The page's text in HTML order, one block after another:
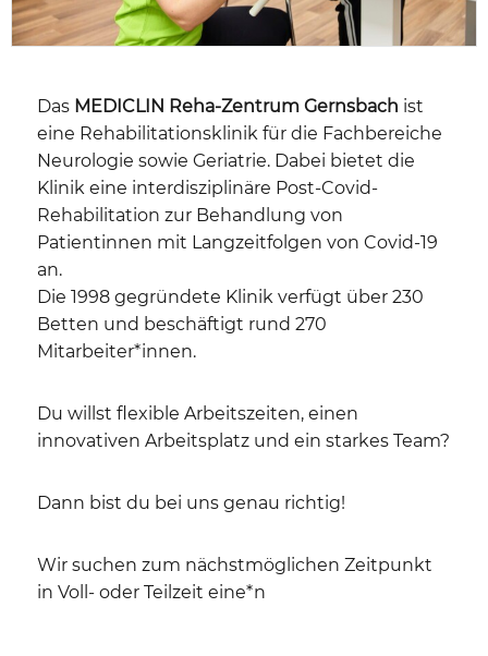
Das MEDICLIN Reha-Zentrum Gernsbach ist
eine Rehabilitationsklinik für die Fachbereiche
Neurologie sowie Geriatrie. Dabei bietet die
Klinik eine interdisziplinäre Post-Covid-
Rehabilitation zur Behandlung von
Patientinnen mit Langzeitfolgen von Covid-19
an.
Die 1998 gegründete Klinik verfügt über 230
Betten und beschäftigt rund 270
Mitarbeiter*innen.
Du willst flexible Arbeitszeiten, einen
innovativen Arbeitsplatz und ein starkes Team?
Dann bist du bei uns genau richtig!
Wir suchen zum nächstmöglichen Zeitpunkt
in Voll- oder Teilzeit eine*n